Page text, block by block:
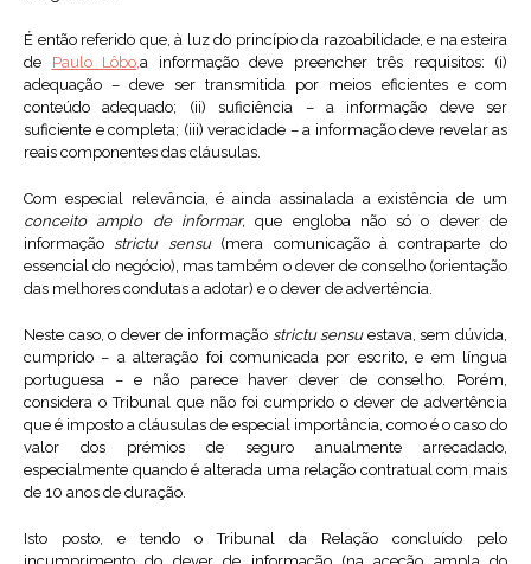
É então referido que, à luz do princípio da razoabilidade, e na esteira
de Paulo Lôbo,a informação deve preencher três requisitos: (i)
adequação – deve ser transmitida por meios eficientes e com
conteúdo adequado; (ii) suficiência – a informação deve ser
suficiente e completa; (iii) veracidade – a informação deve revelar as
reais componentes das cláusulas.
Com especial relevância, é ainda assinalada a existência de um
conceito amplo de informar,que engloba não só o dever de
informação strictu sensu (mera comunicação à contraparte do
essencial do negócio), mas também o dever de conselho (orientação
das melhores condutas a adotar) e o dever de advertência.
Neste caso, o dever de informação strictu sensu estava, sem dúvida,
cumprido – a alteração foi comunicada por escrito, e em língua
portuguesa – e não parece haver dever de conselho. Porém,
considera o Tribunal que não foi cumprido o dever de advertência
que é imposto a cláusulas de especial importância, como é o caso do
valor dos prémios de seguro anualmente arrecadado,
especialmente quando é alterada uma relação contratual com mais
de 10 anos de duração.
Isto posto, e tendo o Tribunal da Relação concluído pelo